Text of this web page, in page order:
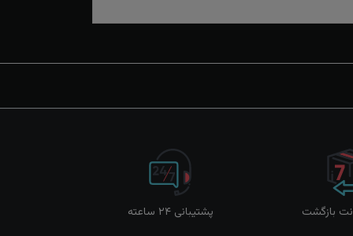
پشتیبانی ۲۴ ساعته